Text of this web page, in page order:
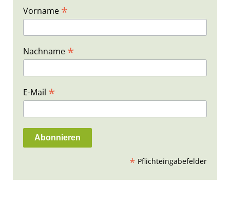
Vorname *
Nachname *
E-Mail *
* Pflichteingabefelder